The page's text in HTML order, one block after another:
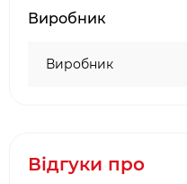
Виробник
Виробник
Відгуки про